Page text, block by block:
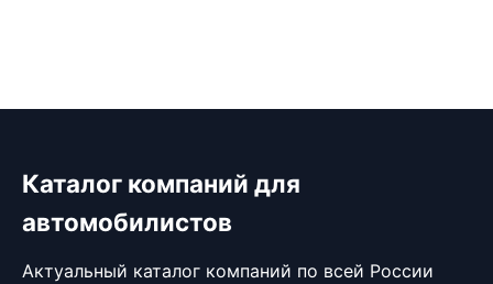
Каталог компаний для
автомобилистов
Актуальный каталог компаний по всей России